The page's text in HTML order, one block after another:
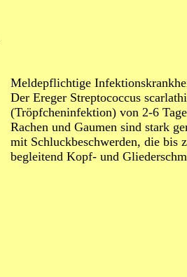
Meldepflichtige
Der Ereger Streptococcus
(Tröpfcheninfektion) von 2-6
Rachen und Gaumen sind stark
mit Schluckbeschwerden, die bis
begleitend Kopf- und